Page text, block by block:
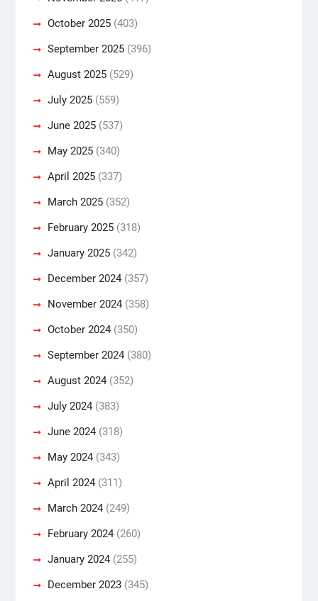
October 2025(403)
September 2025(396)
August 2025(529)
July 2025(559)
June 2025(537)
May 2025(340)
April 2025(337)
March 2025(352)
February 2025(318)
January 2025(342)
December 2024(357)
November 2024(358)
October 2024(350)
September 2024(380)
August 2024(352)
July 2024(383)
June 2024(318)
May 2024(343)
April 2024(311)
March 2024(249)
February 2024(260)
January 2024(255)
December 2023(345)